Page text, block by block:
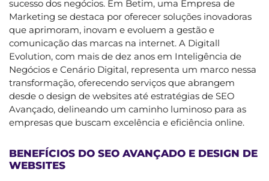
sucesso dos negócios. Em Betim, uma Empresa de
Marketing se destaca por oferecer soluções inovadoras
que aprimoram, inovam e evoluem a gestão e
comunicação das marcas na internet. A Digitall
Evolution, com mais de dez anos em Inteligência de
Negócios e Cenário Digital, representa um marco nessa
transformação, oferecendo serviços que abrangem
desde o design de websites até estratégias de SEO
Avançado, delineando um caminho luminoso para as
empresas que buscam excelência e eficiência online.
BENEFÍCIOS DO SEO AVANÇADO E DESIGN DE
WEBSITES